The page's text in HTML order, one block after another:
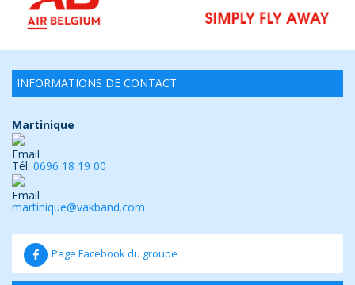
INFORMATIONS DE CONTACT
Martinique
Tél: 0696 18 19 00
martinique@vakband.com
Page Facebook du groupe